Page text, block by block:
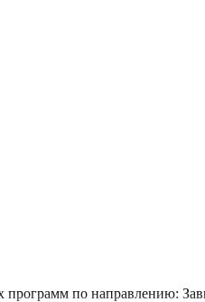
по направлению: